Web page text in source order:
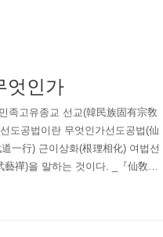
엇인가
족고유종교 선교(韓民族固有宗敎
도공법이란 무엇인가선도공법(仙
一行) 근이상화(根理相化) 여법선
禪)을 말하는 것이다. _『仙敎
)을 이어온 선학(仙學)의 심구자